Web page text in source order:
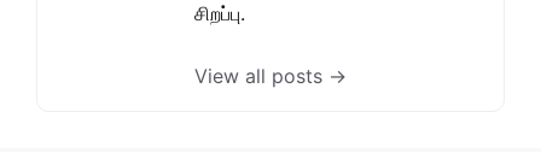
சிறப்பு.
View all posts →